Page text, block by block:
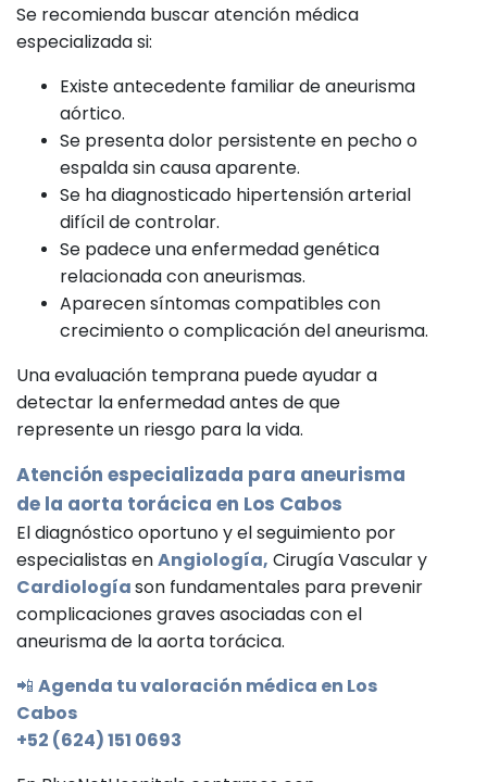
Se recomienda buscar atención médica
especializada si:
Existe antecedente familiar de aneurisma
aórtico.
Se presenta dolor persistente en pecho o
espalda sin causa aparente.
Se ha diagnosticado hipertensión arterial
difícil de controlar.
Se padece una enfermedad genética
relacionada con aneurismas.
Aparecen síntomas compatibles con
crecimiento o complicación del aneurisma.
Una evaluación temprana puede ayudar a
detectar la enfermedad antes de que
represente un riesgo para la vida.
Atención especializada para aneurisma
de la aorta torácica en Los Cabos
El diagnóstico oportuno y el seguimiento por
especialistas enAngiología, Cirugía Vascular y
Cardiologíason fundamentales para prevenir
complicaciones graves asociadas con el
aneurisma de la aorta torácica.
📲 Agenda tu valoración médica en Los
Cabos
+52 (624) 151 0693